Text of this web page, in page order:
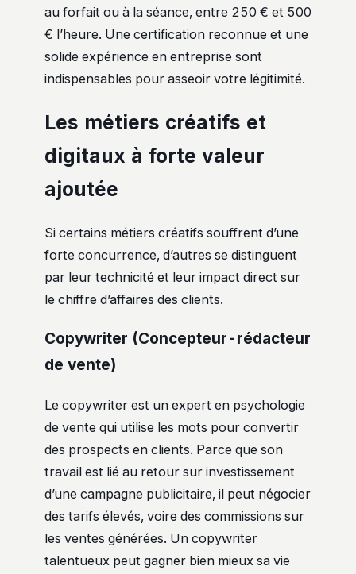
au forfait ou à la séance, entre 250 € et 500
€ l’heure. Une certification reconnue et une
solide expérience en entreprise sont
indispensables pour asseoir votre légitimité.
Les métiers créatifs et
digitaux à forte valeur
ajoutée
Si certains métiers créatifs souffrent d’une
forte concurrence, d’autres se distinguent
par leur technicité et leur impact direct sur
le chiffre d’affaires des clients.
Copywriter (Concepteur-rédacteur
de vente)
Le copywriter est un expert en psychologie
de vente qui utilise les mots pour convertir
des prospects en clients. Parce que son
travail est lié au retour sur investissement
d’une campagne publicitaire, il peut négocier
des tarifs élevés, voire des commissions sur
les ventes générées. Un copywriter
talentueux peut gagner bien mieux sa vie